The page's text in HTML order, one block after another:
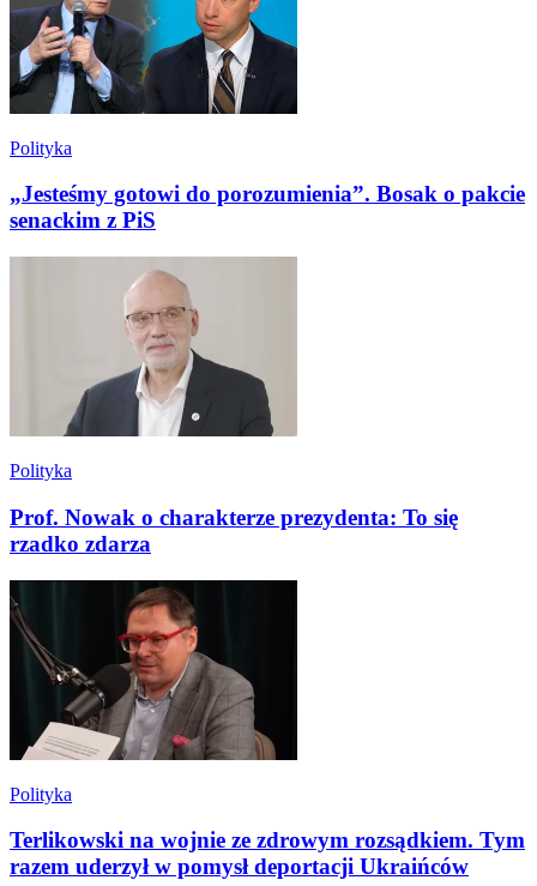
Polityka
„Jesteśmy gotowi do porozumienia”. Bosak o pakcie
senackim z PiS
Polityka
Prof. Nowak o charakterze prezydenta: To się
rzadko zdarza
Polityka
Terlikowski na wojnie ze zdrowym rozsądkiem. Tym
razem uderzył w pomysł deportacji Ukraińców